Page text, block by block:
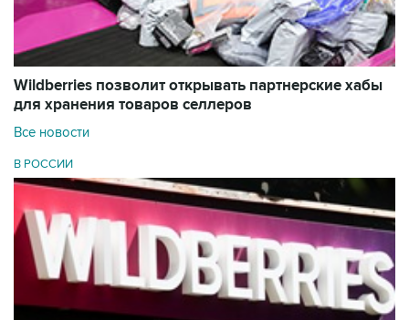
Wildberries позволит открывать партнерские хабы
для хранения товаров селлеров
Все новости
В РОССИИ